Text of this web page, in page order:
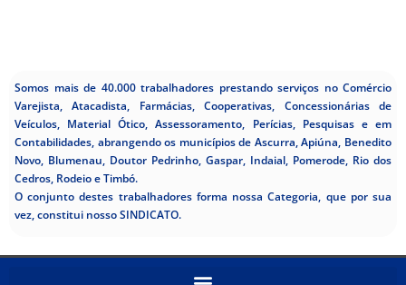
Somos mais de 40.000 trabalhadores prestando serviços no Comércio
Varejista, Atacadista, Farmácias, Cooperativas, Concessionárias de
Veículos, Material Ótico, Assessoramento, Perícias, Pesquisas e em
Contabilidades, abrangendo os municípios de Ascurra, Apiúna, Benedito
Novo, Blumenau, Doutor Pedrinho, Gaspar, Indaial, Pomerode, Rio dos
Cedros, Rodeio e Timbó.
O conjunto destes trabalhadores forma nossa Categoria, que por sua
vez, constitui nosso SINDICATO.